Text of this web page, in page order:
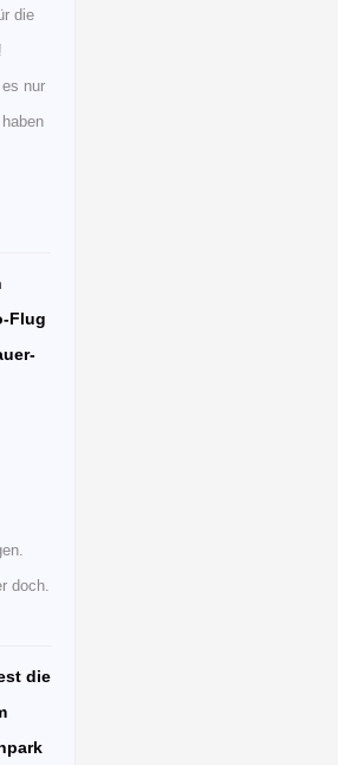
die
nur
Flug
doch.
die